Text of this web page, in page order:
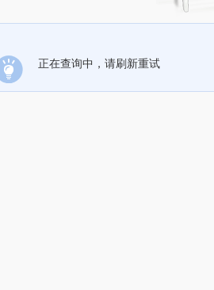
正在查询中，请刷新重试